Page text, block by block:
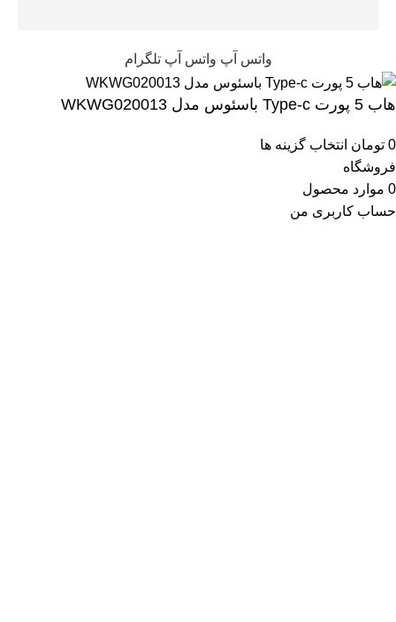
واتس آپ واتس آپ تلگرام
هاب 5 پورت Type-c باسئوس مدل WKWG020013
0 تومان انتخاب گزینه ها
فروشگاه
0 موارد محصول
حساب کاربری من